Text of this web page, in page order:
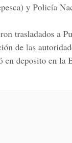
y Policía
trasladados a
de las
en deposito en la